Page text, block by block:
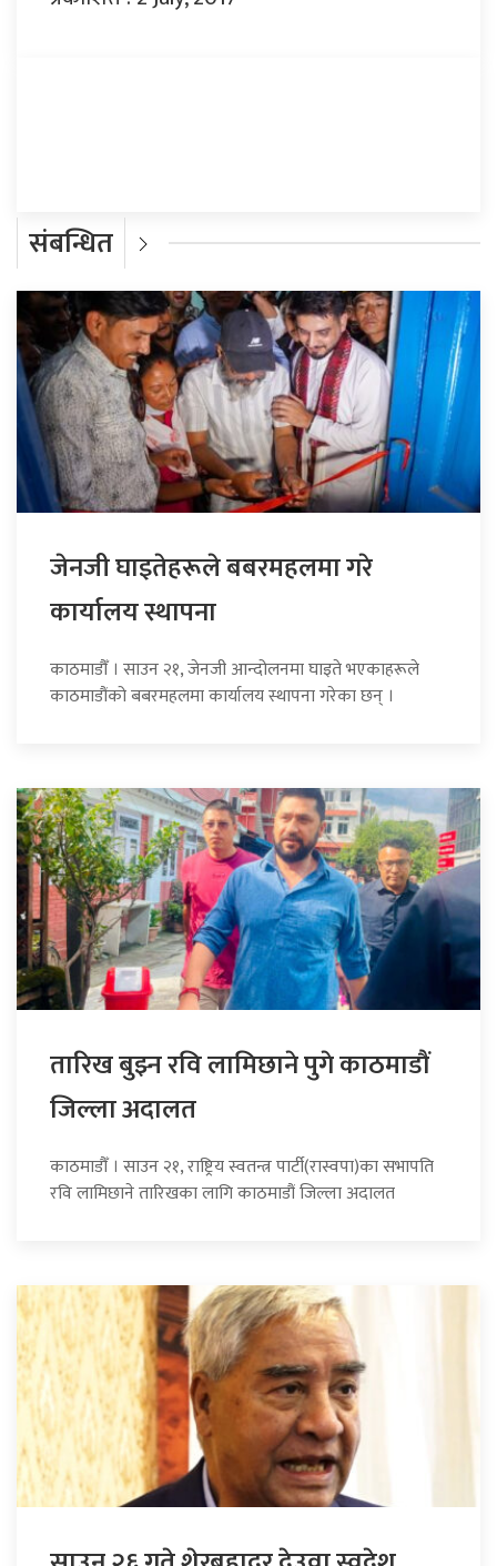
संबन्धित
जेनजी घाइतेहरूले बबरमहलमा गरे
कार्यालय स्थापना
काठमाडौँ । साउन २१, जेनजी आन्दोलनमा घाइते भएकाहरूले
काठमाडौंको बबरमहलमा कार्यालय स्थापना गरेका छन् ।
तारिख बुझ्न रवि लामिछाने पुगे काठमाडौं
जिल्ला अदालत
काठमाडौँ । साउन २१, राष्ट्रिय स्वतन्त्र पार्टी(रास्वपा)का सभापति
रवि लामिछाने तारिखका लागि काठमाडौं जिल्ला अदालत